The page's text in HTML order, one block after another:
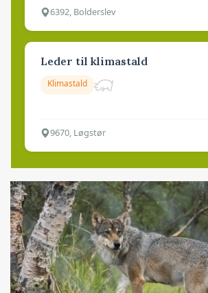
6392, Bolderslev
Leder til klimastald
Klimastald
9670, Løgstør